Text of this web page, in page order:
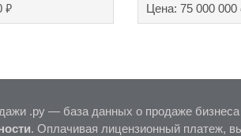
₽
Цена: 75 000 000
.ру — база данных о продаже
. Оплачивая лицензионный платеж,